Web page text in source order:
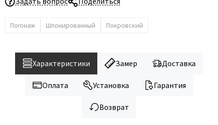
Погонаж Шпонированный Покровский
Характеристики Замер Доставка
Оплата Установка Гарантия
Возврат